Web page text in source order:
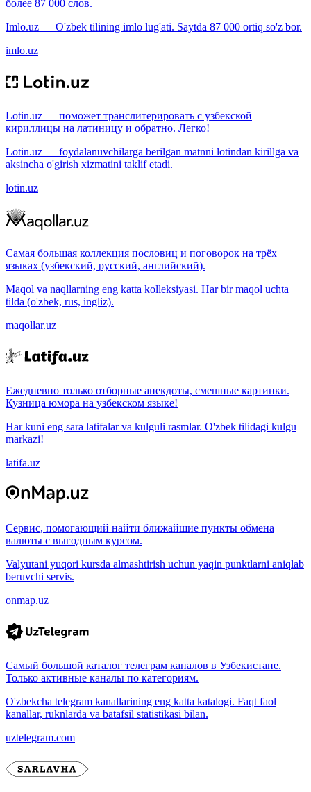
более 87 000 слов.
Imlo.uz — O'zbek tilining imlo lug'ati. Saytda 87 000 ortiq so'z bor.
imlo.uz
Lotin.uz — поможет транслитерировать с узбекской
кириллицы на латиницу и обратно. Легко!
Lotin.uz — foydalanuvchilarga berilgan matnni lotindan kirillga va
aksincha o'girish xizmatini taklif etadi.
lotin.uz
Самая большая коллекция пословиц и поговорок на трёх
языках (узбекский, русский, английский).
Maqol va naqllarning eng katta kolleksiyasi. Har bir maqol uchta
tilda (o'zbek, rus, ingliz).
maqollar.uz
Ежедневно только отборные анекдоты, смешные картинки.
Кузница юмора на узбекском языке!
Har kuni eng sara latifalar va kulguli rasmlar. O'zbek tilidagi kulgu
markazi!
latifa.uz
Сервис, помогающий найти ближайшие пункты обмена
валюты с выгодным курсом.
Valyutani yuqori kursda almashtirish uchun yaqin punktlarni aniqlab
beruvchi servis.
onmap.uz
Самый большой каталог телеграм каналов в Узбекистане.
Только активные каналы по категориям.
O'zbekcha telegram kanallarining eng katta katalogi. Faqt faol
kanallar, ruknlarda va batafsil statistikasi bilan.
uztelegram.com